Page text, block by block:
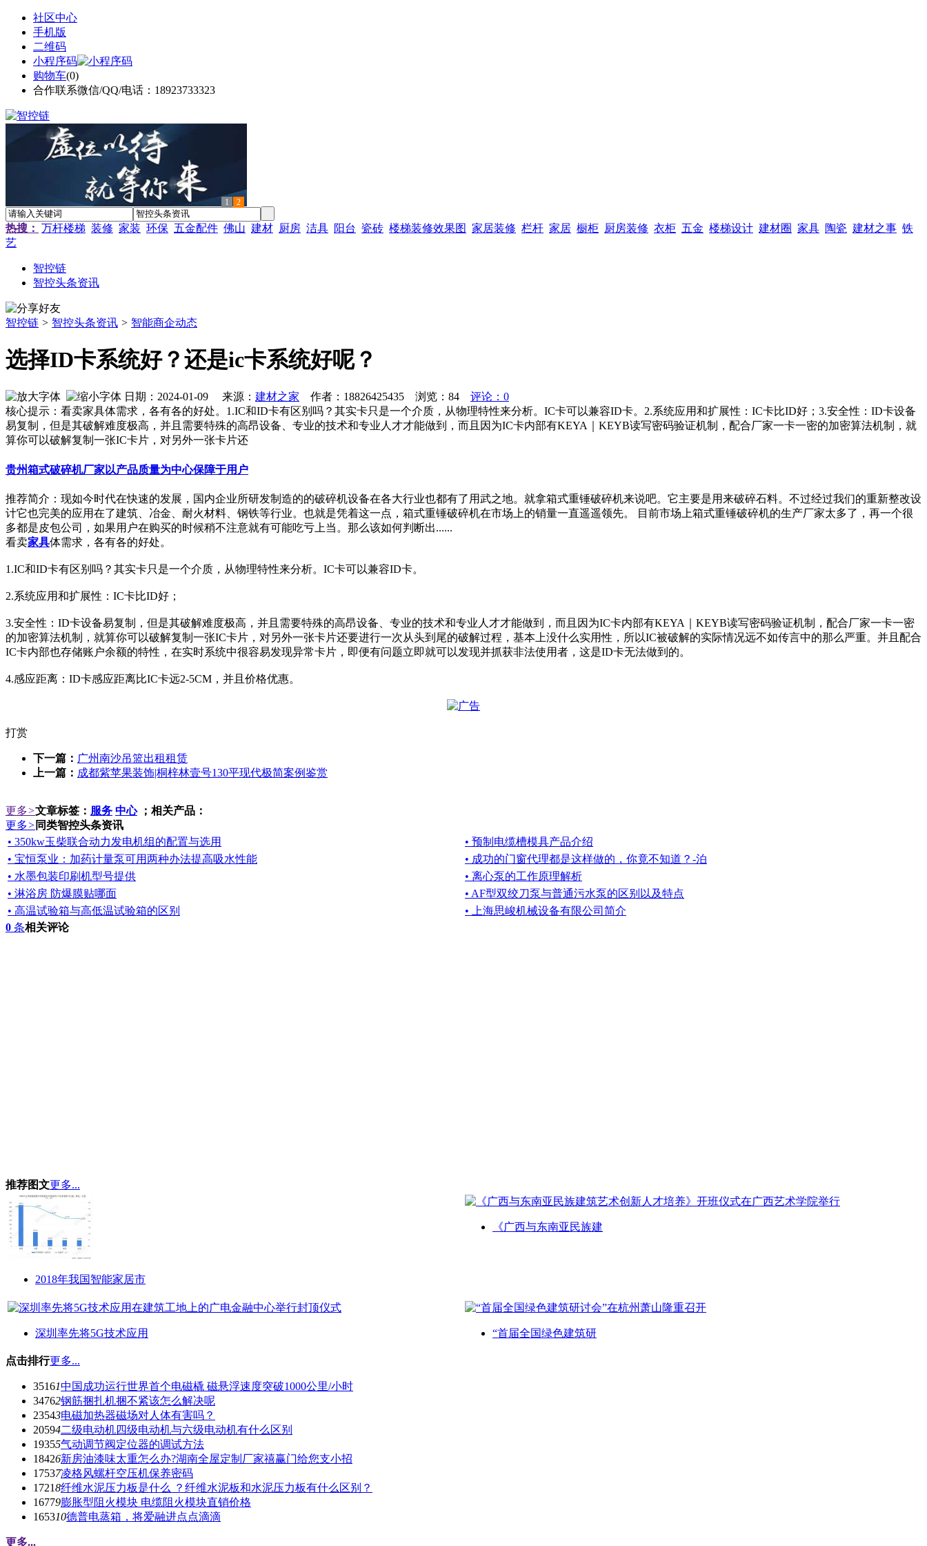
社区中心
手机版
二维码
小程序码
购物车(0)
合作联系微信/QQ/电话：18923733323
1 2
热搜： 万杆楼梯 装修 家装 环保 五金配件 佛山 建材 厨房 洁具 阳台 瓷砖 楼梯装修效果图 家居装修 栏杆 家居 橱柜 厨房装修 衣柜 五金 楼梯设计 建材圈 家具 陶瓷 建材之事 铁
艺
智控链
智控头条资讯
智控链 > 智控头条资讯 > 智能商企动态
选择ID卡系统好？还是ic卡系统好呢？
日期：2024-01-09 来源： 建材之家 作者：18826425435 浏览： 84
评论：0
核心提示：看卖家具体需求，各有各的好处。1.IC和ID卡有区别吗？其实卡只是一个介质，从物理特性来分析。IC卡可以兼容ID卡。2.系统应用和扩展性：IC卡比ID好；3.安全性：ID卡设备
易复制，但是其破解难度极高，并且需要特殊的高昂设备、专业的技术和专业人才才能做到，而且因为IC卡内部有KEYA｜KEYB读写密码验证机制，配合厂家一卡一密的加密算法机制，就
算你可以破解复制一张IC卡片，对另外一张卡片还
贵州箱式破碎机厂家以产品质量为中心保障于用户
推荐简介：现如今时代在快速的发展，国内企业所研发制造的的破碎机设备在各大行业也都有了用武之地。就拿箱式重锤破碎机来说吧。它主要是用来破碎石料。不过经过我们的重新整改设
计它也完美的应用在了建筑、冶金、耐火材料、钢铁等行业。也就是凭着这一点，箱式重锤破碎机在市场上的销量一直遥遥领先。 目前市场上箱式重锤破碎机的生产厂家太多了，再一个很
多都是皮包公司，如果用户在购买的时候稍不注意就有可能吃亏上当。那么该如何判断出......
看卖家具体需求，各有各的好处。
1.IC和ID卡有区别吗？其实卡只是一个介质，从物理特性来分析。IC卡可以兼容ID卡。
2.系统应用和扩展性：IC卡比ID好；
3.安全性：ID卡设备易复制，但是其破解难度极高，并且需要特殊的高昂设备、专业的技术和专业人才才能做到，而且因为IC卡内部有KEYA｜KEYB读写密码验证机制，配合厂家一卡一密
的加密算法机制，就算你可以破解复制一张IC卡片，对另外一张卡片还要进行一次从头到尾的破解过程，基本上没什么实用性，所以IC被破解的实际情况远不如传言中的那么严重。并且配合
IC卡内部也存储账户余额的特性，在实时系统中很容易发现异常卡片，即便有问题立即就可以发现并抓获非法使用者，这是ID卡无法做到的。
4.感应距离：ID卡感应距离比IC卡远2-5CM，并且价格优惠。
打赏
下一篇： 广州南沙吊篮出租租赁
上一篇： 成都紫苹果装饰|桐梓林壹号130平现代极简案例鉴赏
更多>文章标签： 服务 中心；相关产品：
更多> 同类智控头条资讯
• 350kw玉柴联合动力发电机组的配置与选用
• 预制电缆槽模具产品介绍
• 宝恒泵业：加药计量泵可用两种办法提高吸水性能
• 成功的门窗代理都是这样做的，你竟不知道？-泊
• 水墨包装印刷机型号提供
• 离心泵的工作原理解析
• 淋浴房 防爆膜贴哪面
• AF型双绞刀泵与普通污水泵的区别以及特点
• 高温试验箱与高低温试验箱的区别
• 上海思峻机械设备有限公司简介
0 条相关评论
推荐图文更多...
2018年我国智能家居市
《广西与东南亚民族建
深圳率先将5G技术应用 “首届全国绿色建筑研
点击排行更多...
35161中国成功运行世界首个电磁橇 磁悬浮速度突破1000公里/小时
34762钢筋捆扎机捆不紧该怎么解决呢
23543电磁加热器磁场对人体有害吗？
20594二级电动机四级电动机与六级电动机有什么区别
19355气动调节阀定位器的调试方法
18426新房油漆味太重怎么办?湖南全屋定制厂家禧赢门给您支小招
17537凌格风螺杆空压机保养密码
17218纤维水泥压力板是什么 ？纤维水泥板和水泥压力板有什么区别？
16779膨胀型阻火模块 电缆阻火模块直销价格
165310德普电蒸箱，将爱融进点点滴滴
更多...